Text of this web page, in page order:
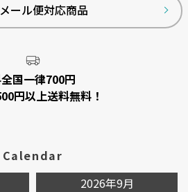
メール便対応商品
国一律700円
円以上送料無料！
Calendar
2026年9月